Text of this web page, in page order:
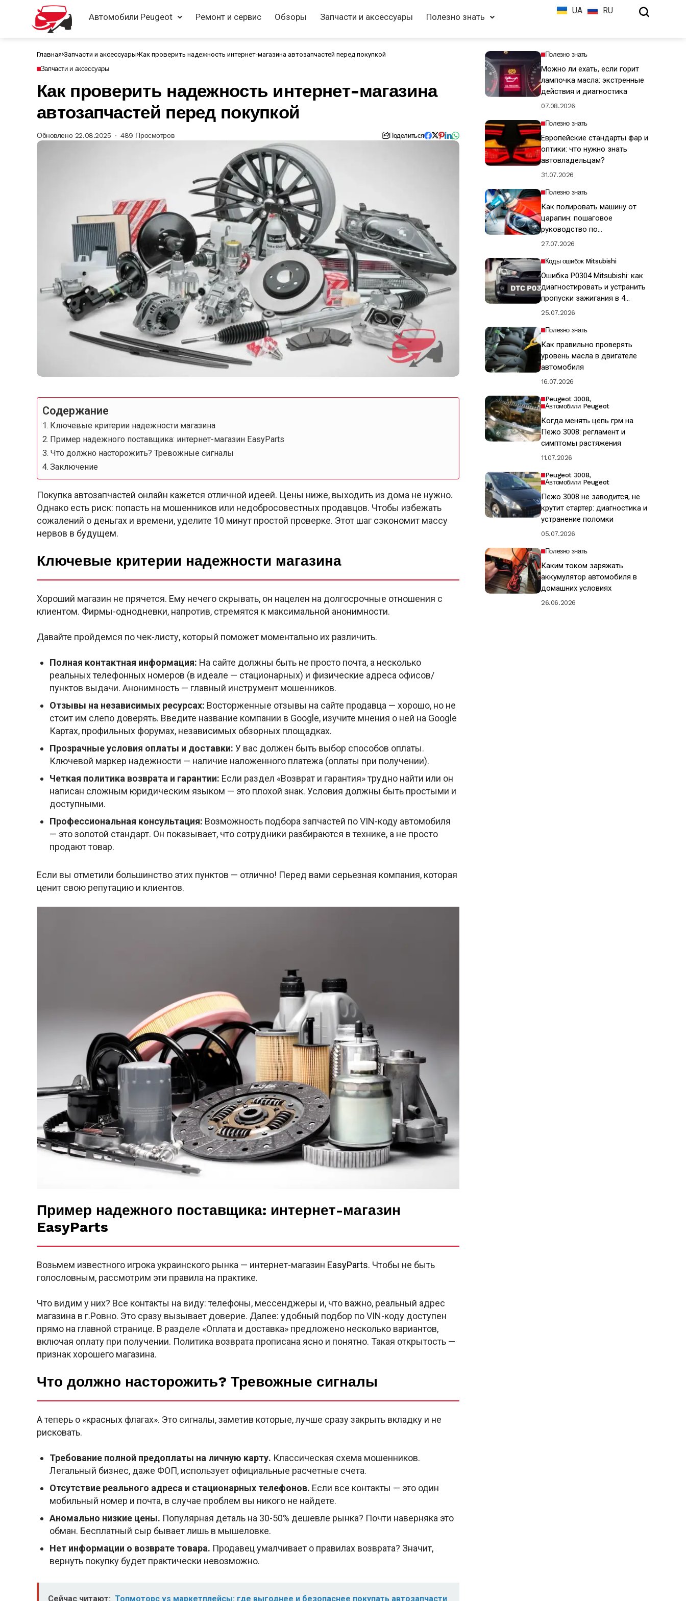
Автомобили Peugeot Ремонт и сервис Обзоры Запчасти и аксессуары Полезно знать
UA RU
Главная Запчасти и аксессуары Как проверить надежность интернет-магазина автозапчастей перед покупкой
Запчасти и аксессуары
Как проверить надежность интернет-магазина
автозапчастей перед покупкой
Обновлено 22.08.2025 489 Просмотров Поделиться
Содержание
Ключевые критерии надежности магазина
Пример надежного поставщика: интернет-магазин EasyParts
Что должно насторожить? Тревожные сигналы
Заключение
Покупка автозапчастей онлайн кажется отличной идеей. Цены ниже, выходить из дома не нужно.
Однако есть риск: попасть на мошенников или недобросовестных продавцов. Чтобы избежать
сожалений о деньгах и времени, уделите 10 минут простой проверке. Этот шаг сэкономит массу
нервов в будущем.
Ключевые критерии надежности магазина
Хороший магазин не прячется. Ему нечего скрывать, он нацелен на долгосрочные отношения с
клиентом. Фирмы-однодневки, напротив, стремятся к максимальной анонимности.
Давайте пройдемся по чек-листу, который поможет моментально их различить.
Полная контактная информация: На сайте должны быть не просто почта, а несколько
реальных телефонных номеров (в идеале — стационарных) и физические адреса офисов/
пунктов выдачи. Анонимность — главный инструмент мошенников.
Отзывы на независимых ресурсах: Восторженные отзывы на сайте продавца — хорошо, но не
стоит им слепо доверять. Введите название компании в Google, изучите мнения о ней на Google
Картах, профильных форумах, независимых обзорных площадках.
Прозрачные условия оплаты и доставки: У вас должен быть выбор способов оплаты.
Ключевой маркер надежности — наличие наложенного платежа (оплаты при получении).
Четкая политика возврата и гарантии: Если раздел «Возврат и гарантия» трудно найти или он
написан сложным юридическим языком — это плохой знак. Условия должны быть простыми и
доступными.
Профессиональная консультация: Возможность подбора запчастей по VIN-коду автомобиля
— это золотой стандарт. Он показывает, что сотрудники разбираются в технике, а не просто
продают товар.
Если вы отметили большинство этих пунктов — отлично! Перед вами серьезная компания, которая
ценит свою репутацию и клиентов.
Пример надежного поставщика: интернет-магазин
EasyParts
Возьмем известного игрока украинского рынка — интернет-магазин EasyParts. Чтобы не быть
голословным, рассмотрим эти правила на практике.
Что видим у них? Все контакты на виду: телефоны, мессенджеры и, что важно, реальный адрес
магазина в г.Ровно. Это сразу вызывает доверие. Далее: удобный подбор по VIN-коду доступен
прямо на главной странице. В разделе «Оплата и доставка» предложено несколько вариантов,
включая оплату при получении. Политика возврата прописана ясно и понятно. Такая открытость —
признак хорошего магазина.
Что должно насторожить? Тревожные сигналы
А теперь о «красных флагах». Это сигналы, заметив которые, лучше сразу закрыть вкладку и не
рисковать.
Требование полной предоплаты на личную карту. Классическая схема мошенников.
Легальный бизнес, даже ФОП, использует официальные расчетные счета.
Отсутствие реального адреса и стационарных телефонов. Если все контакты — это один
мобильный номер и почта, в случае проблем вы никого не найдете.
Аномально низкие цены. Популярная деталь на 30-50% дешевле рынка? Почти наверняка это
обман. Бесплатный сыр бывает лишь в мышеловке.
Нет информации о возврате товара. Продавец умалчивает о правилах возврата? Значит,
вернуть покупку будет практически невозможно.
Сейчас читают: Топмоторс vs маркетплейсы: где выгоднее и безопаснее покупать автозапчасти
Полезно знать
Можно ли ехать, если горит
лампочка масла: экстренные
действия и диагностика
07.08.2026
Полезно знать
Европейские стандарты фар и
оптики: что нужно знать
автовладельцам?
31.07.2026
Полезно знать
Как полировать машину от
царапин: пошаговое
руководство по
восстановлению ЛКП
27.07.2026
Коды ошибок Mitsubishi
Ошибка P0304 Mitsubishi: как
диагностировать и устранить
пропуски зажигания в 4
цилиндре
25.07.2026
Полезно знать
Как правильно проверять
уровень масла в двигателе
автомобиля
16.07.2026
Peugeot 3008
Автомобили Peugeot
Когда менять цепь грм на
Пежо 3008: регламент и
симптомы растяжения
11.07.2026
Peugeot 3008
Автомобили Peugeot
Пежо 3008 не заводится, не
крутит стартер: диагностика и
устранение поломки
05.07.2026
Полезно знать
Каким током заряжать
аккумулятор автомобиля в
домашних условиях
26.06.2026